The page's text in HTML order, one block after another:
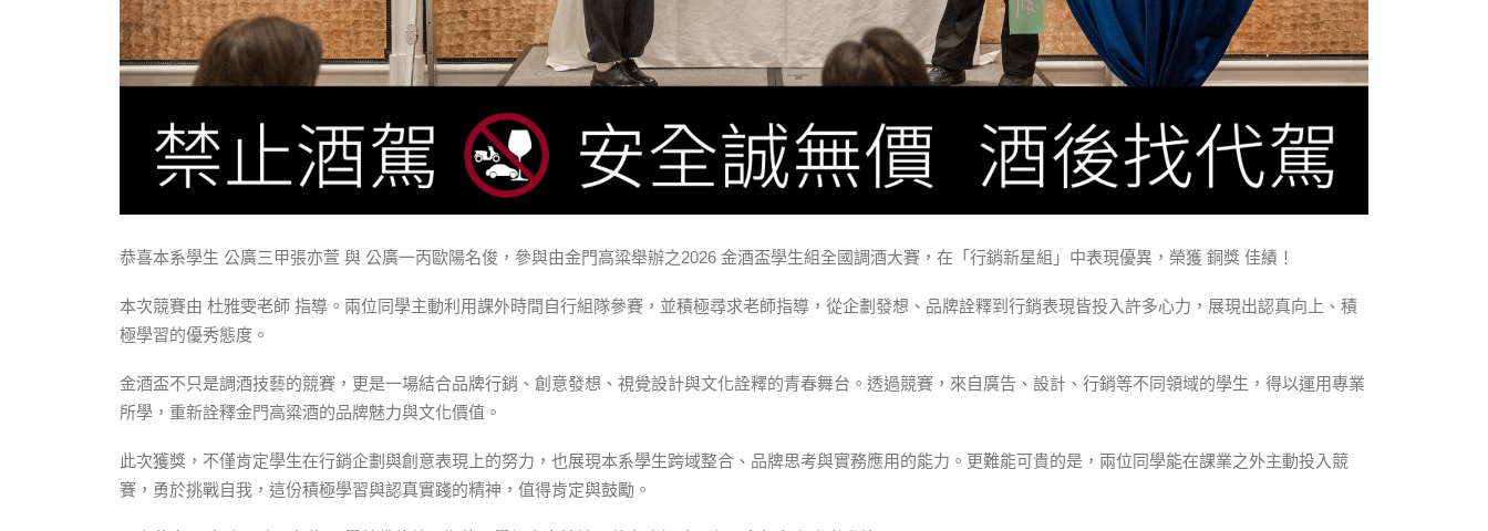
恭喜本系學生 公廣三甲張亦萱 與 公廣一丙歐陽名俊，參與由金門高粱舉辦之2026 金酒盃學生組全國調酒大賽，在「行銷新星組」中表現優異，榮獲 銅獎 佳績！
本次競賽由 杜雅雯老師 指導。兩位同學主動利用課外時間自行組隊參賽，並積極尋求老師指導，從企劃發想、品牌詮釋到行銷表現皆投入許多心力，展現出認真向上、積
極學習的優秀態度。
金酒盃不只是調酒技藝的競賽，更是一場結合品牌行銷、創意發想、視覺設計與文化詮釋的青春舞台。透過競賽，來自廣告、設計、行銷等不同領域的學生，得以運用專業
所學，重新詮釋金門高粱酒的品牌魅力與文化價值。
此次獲獎，不僅肯定學生在行銷企劃與創意表現上的努力，也展現本系學生跨域整合、品牌思考與實務應用的能力。更難能可貴的是，兩位同學能在課業之外主動投入競
賽，勇於挑戰自我，這份積極學習與認真實踐的精神，值得肯定與鼓勵。